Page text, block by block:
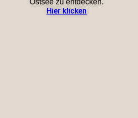
Hier klicken